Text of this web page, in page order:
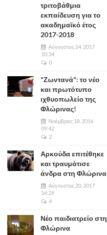
τριτοβάθμια
εκπαίδευση για το
ακαδημαϊκό έτος
2017-2018
Αύγουστος 24, 2017
10:34
0
"Ζωντανά": το νέο
και πρωτότυπο
ιχθυοπωλείο της
Φλώρινας!
Νοέμβριος 18, 2016
09:42
2
Αρκούδα επιτέθηκε
και τραυμάτισε
άνδρα στη Φλώρινα
Αύγουστος 20, 2017
14:29
4
Νέο παιδιατρείο στη
Φλώρινα